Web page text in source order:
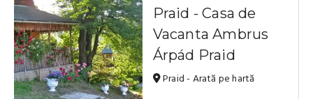
Praid - Casa de
Vacanta Ambrus
Árpád Praid
Praid - Arată pe hartă